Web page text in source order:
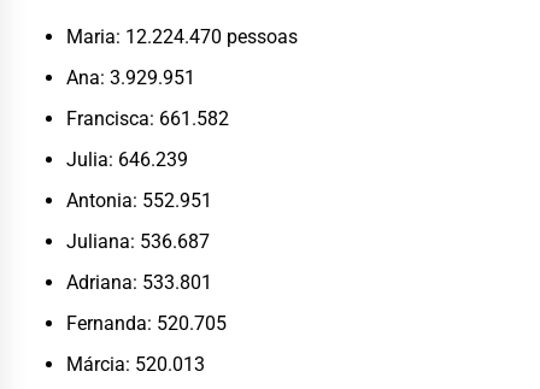
Maria: 12.224.470 pessoas
Ana: 3.929.951
Francisca: 661.582
Julia: 646.239
Antonia: 552.951
Juliana: 536.687
Adriana: 533.801
Fernanda: 520.705
Márcia: 520.013